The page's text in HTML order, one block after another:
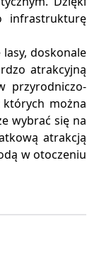
infrastrukturę
doskonale
atrakcyjną
przyrodniczo-
których można
wybrać się na
atrakcją
w otoczeniu